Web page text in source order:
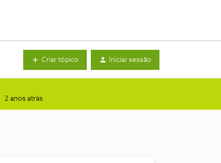
Criar tópico Iniciar sessão
2 anos atrás